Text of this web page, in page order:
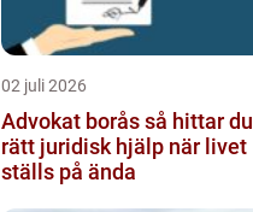
02 juli 2026
Advokat borås så hittar du
rätt juridisk hjälp när livet
ställs på ända